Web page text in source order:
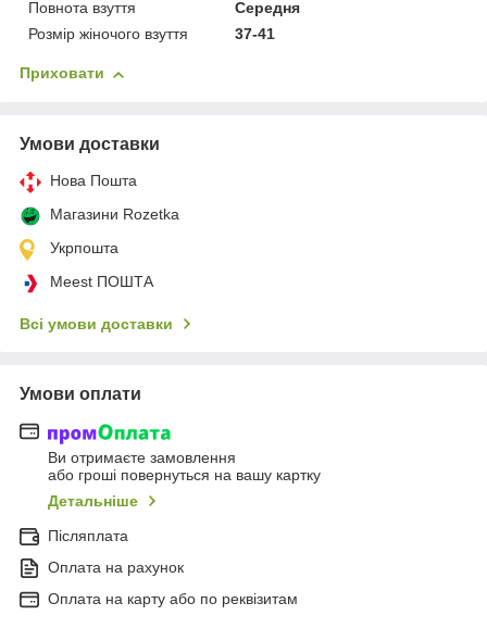
Повнота взуття
Середня
Розмір жіночого взуття
37-41
Приховати
Умови доставки
Нова Пошта
Магазини Rozetka
Укрпошта
Meest ПОШТА
Всі умови доставки
Умови оплати
Ви отримаєте замовлення
або гроші повернуться на вашу картку
Детальніше
Післяплата
Оплата на рахунок
Оплата на карту або по реквізитам